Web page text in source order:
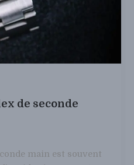
de seconde
main est souvent